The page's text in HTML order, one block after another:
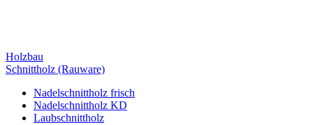
Holzbau
Schnittholz (Rauware)
Nadelschnittholz frisch
Nadelschnittholz KD
Laubschnittholz